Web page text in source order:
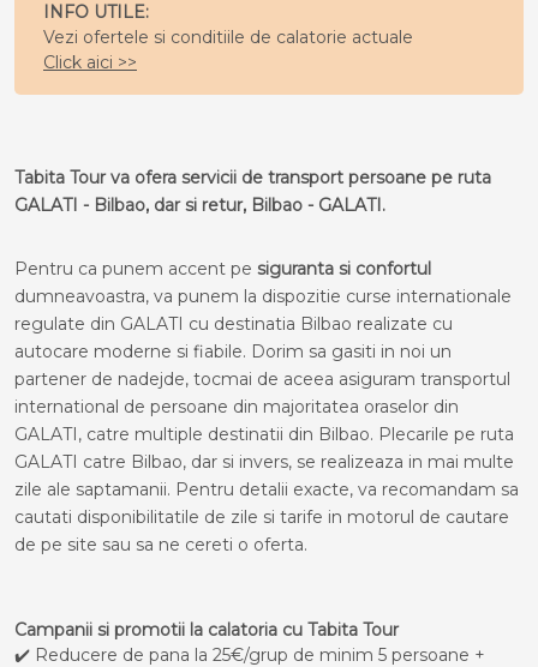
INFO UTILE:
Vezi ofertele si conditiile de calatorie actuale
Click aici >>
Tabita Tour va ofera servicii de transport persoane pe ruta
GALATI - Bilbao, dar si retur, Bilbao - GALATI.
Pentru ca punem accent pe siguranta si confortul
dumneavoastra, va punem la dispozitie curse internationale
regulate din GALATI cu destinatia Bilbao realizate cu
autocare moderne si fiabile. Dorim sa gasiti in noi un
partener de nadejde, tocmai de aceea asiguram transportul
international de persoane din majoritatea oraselor din
GALATI, catre multiple destinatii din Bilbao. Plecarile pe ruta
GALATI catre Bilbao, dar si invers, se realizeaza in mai multe
zile ale saptamanii. Pentru detalii exacte, va recomandam sa
cautati disponibilitatile de zile si tarife in motorul de cautare
de pe site sau sa ne cereti o oferta.
Campanii si promotii la calatoria cu Tabita Tour
✔️ Reducere de pana la 25€/grup de minim 5 persoane +